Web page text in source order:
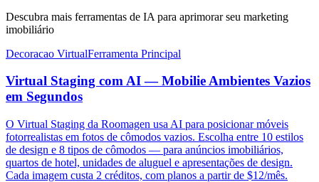
Descubra mais ferramentas de IA para aprimorar seu marketing
imobiliário
Decoracao VirtualFerramenta Principal
Virtual Staging com AI — Mobilie Ambientes Vazios
em Segundos
O Virtual Staging da Roomagen usa AI para posicionar móveis
fotorrealistas em fotos de cômodos vazios. Escolha entre 10 estilos
de design e 8 tipos de cômodos — para anúncios imobiliários,
quartos de hotel, unidades de aluguel e apresentações de design.
Cada imagem custa 2 créditos, com planos a partir de $12/mês.